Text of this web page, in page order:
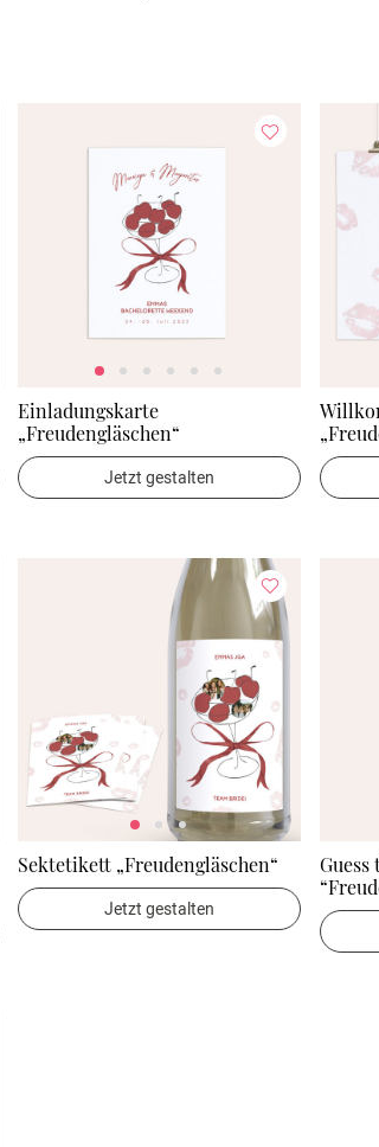
Einladungskarte
„Freudengläschen“
Jetzt gestalten
Sektetikett „Freudengläschen“
Jetzt gestalten
Guess